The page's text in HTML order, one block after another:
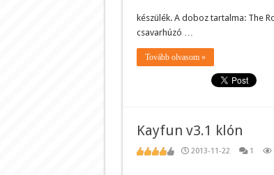
készülék. A doboz tartalma: The
csavarhúzó …
Tovább olvasom »
Kayfun v3.1 klón
2013-11-22 1